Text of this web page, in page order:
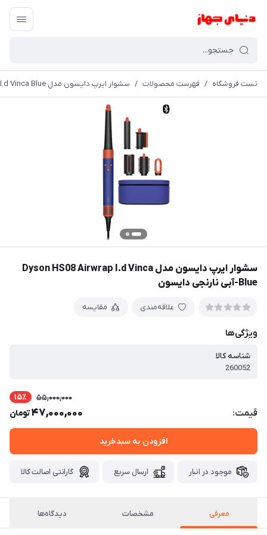
تست فروشگاه / فهرست محصولات / سشوار ایرپ دایسون مدل Dyson HS08 Airwrap I.d Vinca Blue-آبی نارنجی دایسون
سشوار ایرپ دایسون مدل Dyson HS08 Airwrap I.d Vinca
Blue-آبی نارنجی دایسون
علاقه‌مندی مقایسه
ویژگی‌ها
شناسه کالا
260052
قیمت:
55,000,000 15٪
47,000,000تومان
افزودن به سبدخرید
موجود در انبار ارسال سریع گارانتی اصالت کالا
معرفی مشخصات دیدگاه‌ها